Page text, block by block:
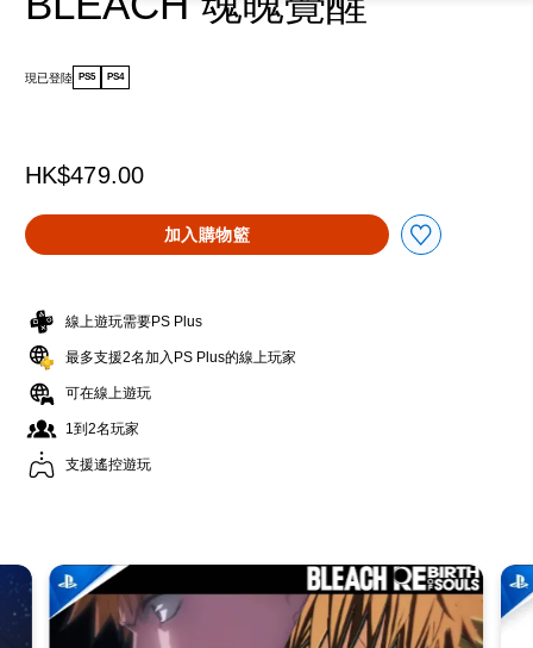
現已登陸 PS5 PS4
HK$479.00
加入購物籃
線上遊玩需要PS Plus
最多支援2名加入PS Plus的線上玩家
可在線上遊玩
1到2名玩家
支援遙控遊玩